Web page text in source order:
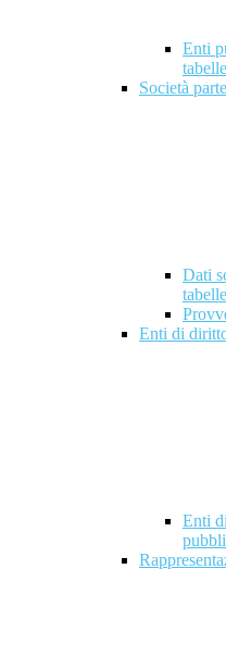
Enti
Società
Dati
Enti di
Enti